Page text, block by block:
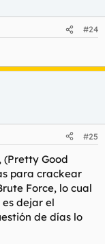
#24
#25
(Pretty Good
para crackear
Force, lo cual
dejar el
de días lo